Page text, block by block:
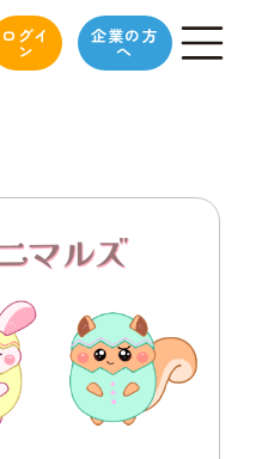
ログイ
ン
企業の方
へ